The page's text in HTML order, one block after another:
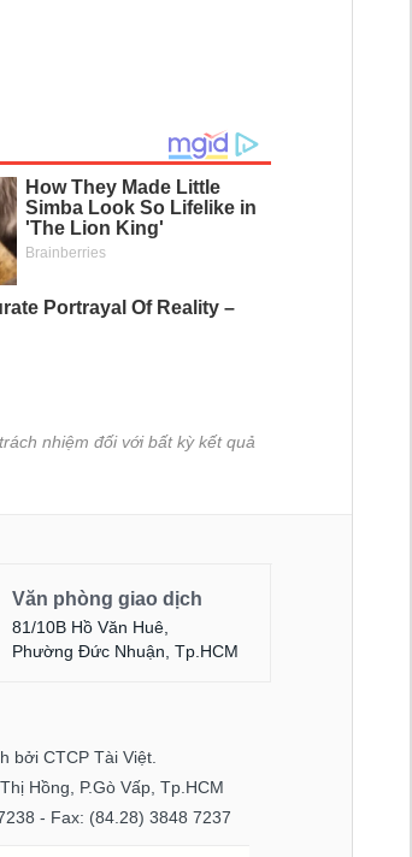
nhiệm đối với bất kỳ kết quả
Văn phòng giao dịch
81/10B Hồ Văn Huê,
Phường Đức Nhuận, Tp.HCM
bởi CTCP Tài Việt.
Hồng, P.Gò Vấp, Tp.HCM
- Fax: (84.28) 3848 7237